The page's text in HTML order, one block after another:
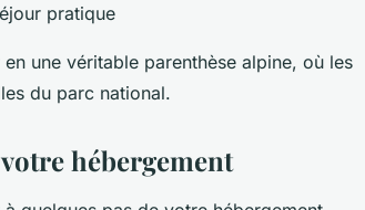
pratique
une véritable parenthèse alpine, où les
du parc national.
hébergement